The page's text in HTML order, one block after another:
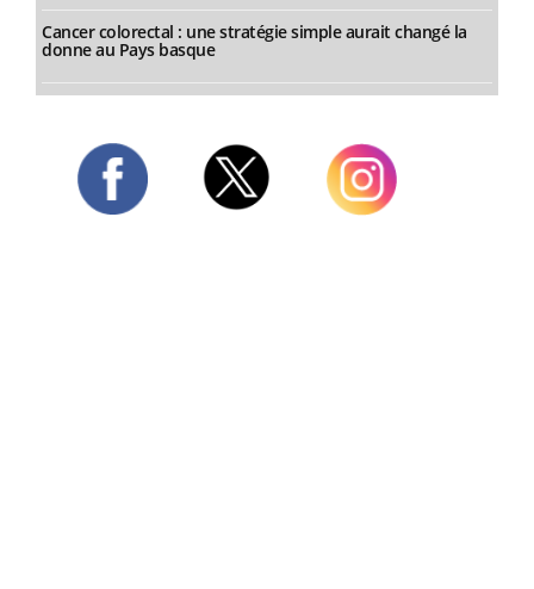
Cancer colorectal : une stratégie simple aurait changé la
donne au Pays basque